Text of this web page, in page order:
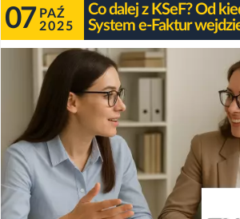
07 PAŹ
2025
Co dalej z KSeF? Od
System e-Faktur